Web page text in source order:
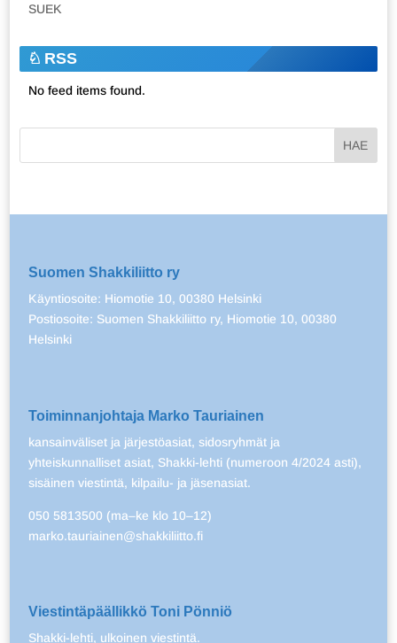
SUEK
RSS
No feed items found.
Suomen Shakkiliitto ry
Käyntiosoite: Hiomotie 10, 00380 Helsinki
Postiosoite: Suomen Shakkiliitto ry, Hiomotie 10, 00380
Helsinki
Toiminnanjohtaja Marko Tauriainen
kansainväliset ja järjestöasiat, sidosryhmät ja
yhteiskunnalliset asiat, Shakki-lehti (numeroon 4/2024 asti),
sisäinen viestintä, kilpailu- ja jäsenasiat.
050 5813500 (ma–ke klo 10–12)
marko.tauriainen@shakkiliitto.fi
Viestintäpäällikkö Toni Pönniö
Shakki-lehti, ulkoinen viestintä.